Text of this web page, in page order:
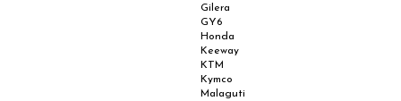
Gilera
GY6
Honda
Keeway
KTM
Kymco
Malaguti